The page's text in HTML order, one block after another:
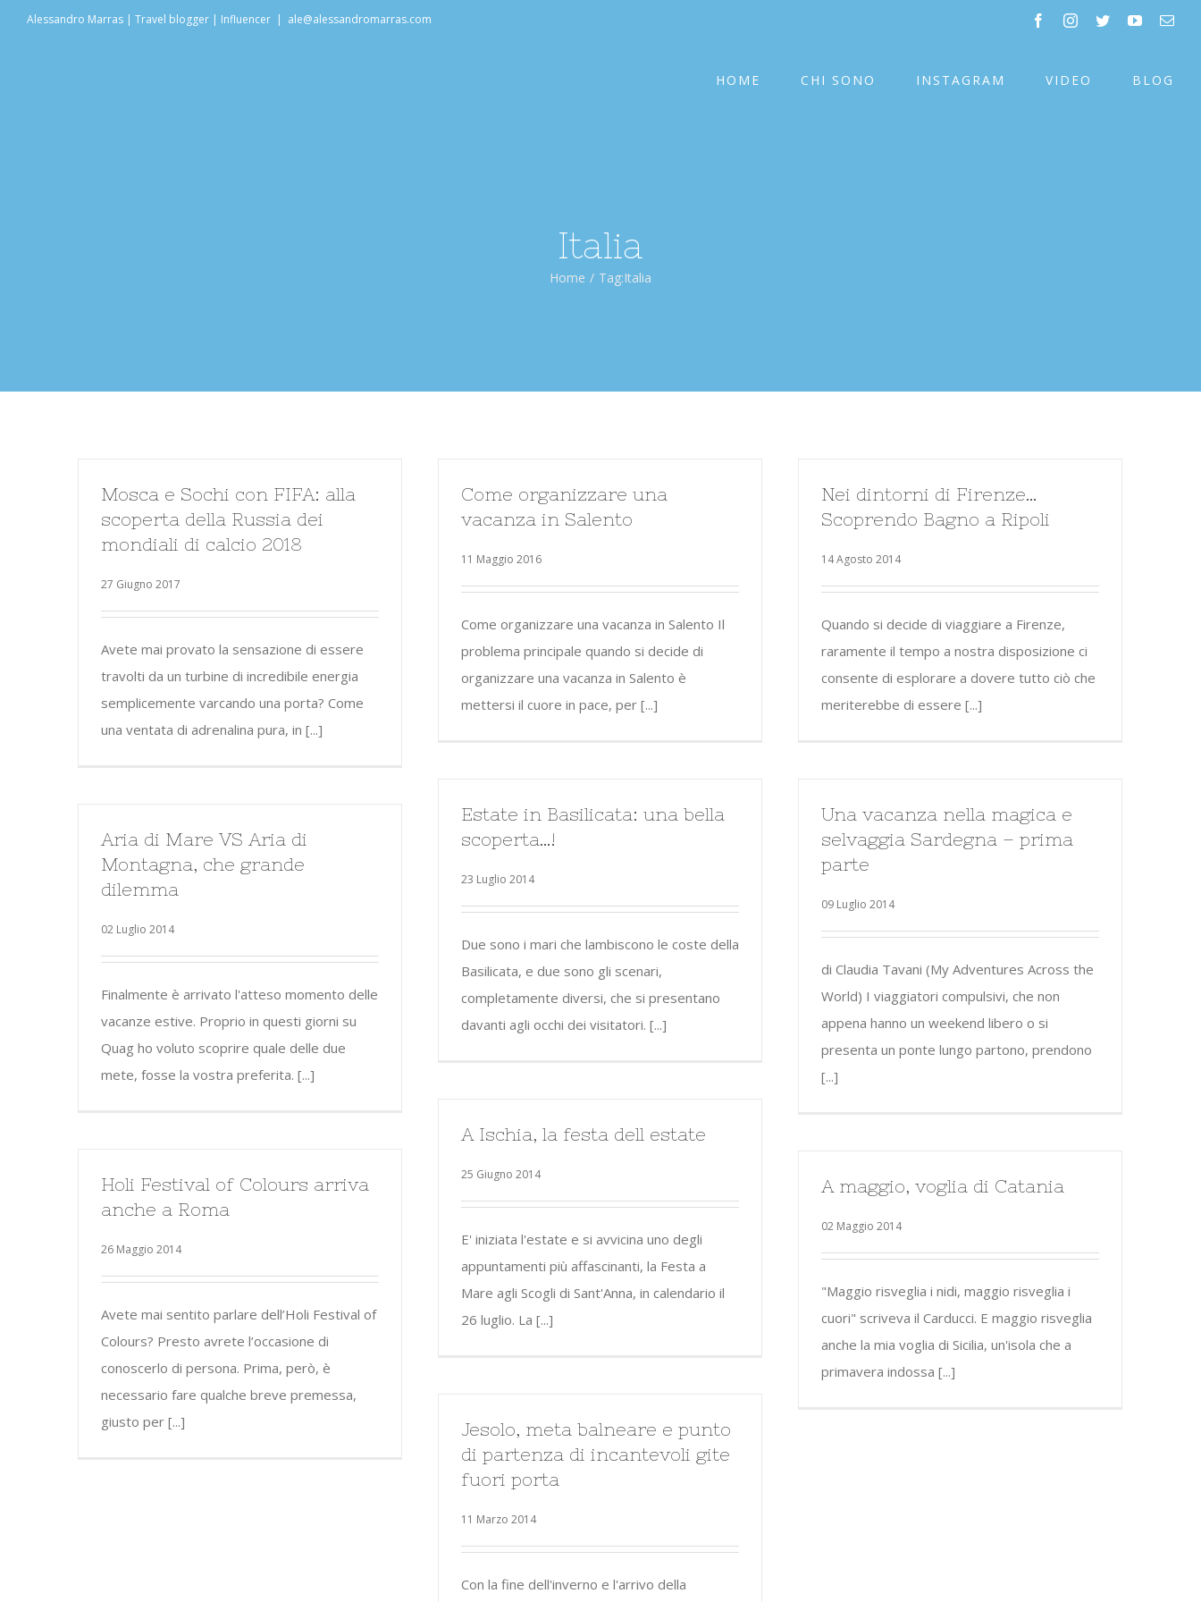
Alessandro Marras | Travel blogger | Influencer | ale@alessandromarras.com facebookinstagram
twitteryoutube
HOME CHI SONO INSTAGRAM VIDEO BLOG
Italia
Home / Tag:Italia
Mosca e Sochi con FIFA: alla
scoperta della Russia dei
mondiali di calcio 2018
27 Giugno 2017
Avete mai provato la sensazione di essere
travolti da un turbine di incredibile energia
semplicemente varcando una porta? Come
una ventata di adrenalina pura, in [...]
Come organizzare una
vacanza in Salento
11 Maggio 2016
Come organizzare una vacanza in Salento Il
problema principale quando si decide di
organizzare una vacanza in Salento è
mettersi il cuore in pace, per [...]
Nei dintorni di Firenze…
Scoprendo Bagno a Ripoli
14 Agosto 2014
Quando si decide di viaggiare a Firenze,
raramente il tempo a nostra disposizione ci
consente di esplorare a dovere tutto ciò che
meriterebbe di essere [...]
Estate in Basilicata: una bella
scoperta…!
23 Luglio 2014
Due sono i mari che lambiscono le coste della
Basilicata, e due sono gli scenari,
completamente diversi, che si presentano
davanti agli occhi dei visitatori. [...]
Una vacanza nella magica e
selvaggia Sardegna – prima
parte
09 Luglio 2014
di Claudia Tavani (My Adventures Across the
World) I viaggiatori compulsivi, che non
appena hanno un weekend libero o si
presenta un ponte lungo partono, prendono
[...]
Aria di Mare VS Aria di
Montagna, che grande
dilemma
02 Luglio 2014
Finalmente è arrivato l'atteso momento delle
vacanze estive. Proprio in questi giorni su
Quag ho voluto scoprire quale delle due
mete, fosse la vostra preferita. [...]
A Ischia, la festa dell estate
25 Giugno 2014
E' iniziata l'estate e si avvicina uno degli
appuntamenti più affascinanti, la Festa a
Mare agli Scogli di Sant'Anna, in calendario il
26 luglio. La [...]
Holi Festival of Colours arriva
anche a Roma
26 Maggio 2014
Avete mai sentito parlare dell’Holi Festival of
Colours? Presto avrete l’occasione di
conoscerlo di persona. Prima, però, è
necessario fare qualche breve premessa,
giusto per [...]
A maggio, voglia di Catania
02 Maggio 2014
"Maggio risveglia i nidi, maggio risveglia i
cuori" scriveva il Carducci. E maggio risveglia
anche la mia voglia di Sicilia, un'isola che a
primavera indossa [...]
Jesolo, meta balneare e punto
di partenza di incantevoli gite
fuori porta
11 Marzo 2014
Con la fine dell'inverno e l'arrivo della